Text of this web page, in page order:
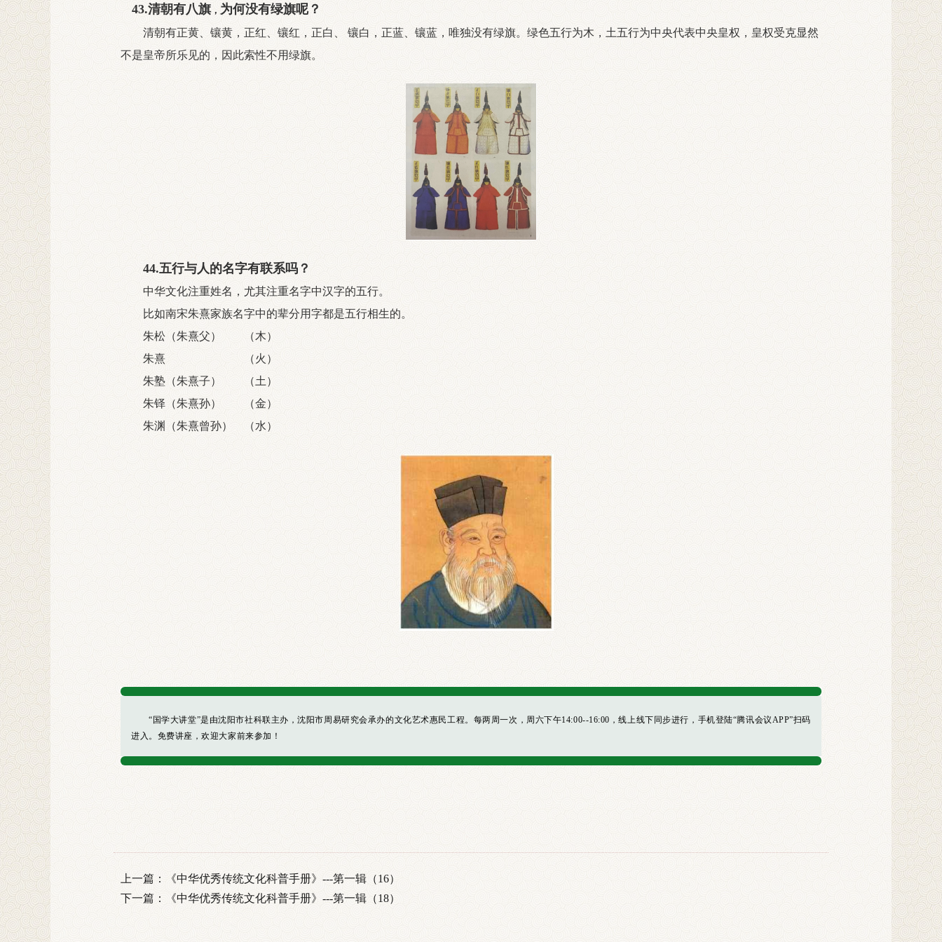
43.清朝有八旗， 为何没有绿旗呢？
清朝有正黄、镶黄，正红、镶红，正白、 镶白，正蓝、镶蓝，唯独没有绿旗。绿色五行为木，土五行为中央代表中央皇权，皇权受克显然
不是皇帝所乐见的，因此索性不用绿旗。
44.五行与人的名字有联系吗？
中华文化注重姓名，尤其注重名字中汉字的五行。
比如南宋朱熹家族名字中的辈分用字都是五行相生的。
朱松（朱熹父） （木）
朱熹 （火）
朱塾（朱熹子） （土）
朱铎（朱熹孙） （金）
朱渊（朱熹曾孙） （水）
“国学大讲堂”是由沈阳市社科联主办，沈阳市周易研究会承办的文化艺术惠民工程。每两周一次，周六下午14:00--16:00，线上线下同步进行，手机登陆“腾讯会议APP”扫码
进入。免费讲座，欢迎大家前来参加！
上一篇：
《中华优秀传统文化科普手册》---第一辑（16）
下一篇：
《中华优秀传统文化科普手册》---第一辑（18）